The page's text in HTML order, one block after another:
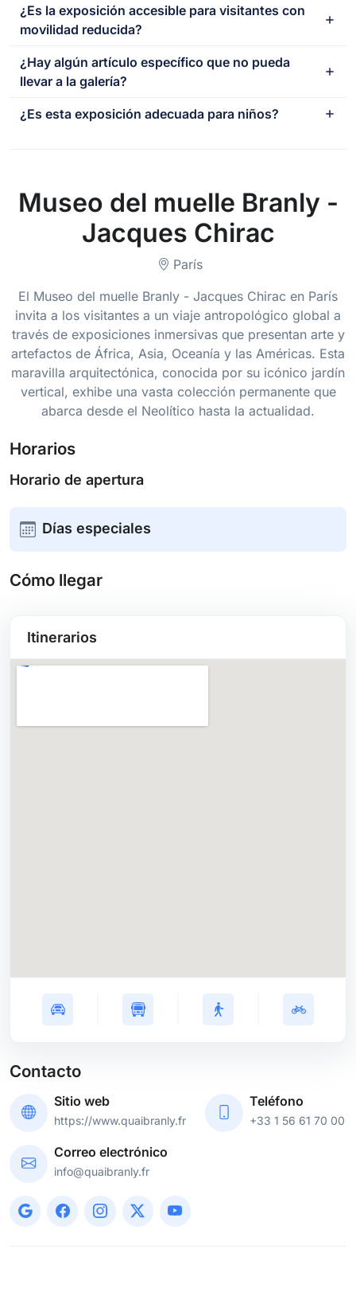
¿Es la exposición accesible para visitantes con
movilidad reducida?
¿Hay algún artículo específico que no pueda
llevar a la galería?
¿Es esta exposición adecuada para niños?
Museo del muelle Branly -
Jacques Chirac
París
El Museo del muelle Branly - Jacques Chirac en París
invita a los visitantes a un viaje antropológico global a
través de exposiciones inmersivas que presentan arte y
artefactos de África, Asia, Oceanía y las Américas. Esta
maravilla arquitectónica, conocida por su icónico jardín
vertical, exhibe una vasta colección permanente que
abarca desde el Neolítico hasta la actualidad.
Horarios
Horario de apertura
Días especiales
Cómo llegar
Itinerarios
Contacto
Sitio web
https://www.quaibranly.fr
Teléfono
+33 1 56 61 70 00
Correo electrónico
info@quaibranly.fr